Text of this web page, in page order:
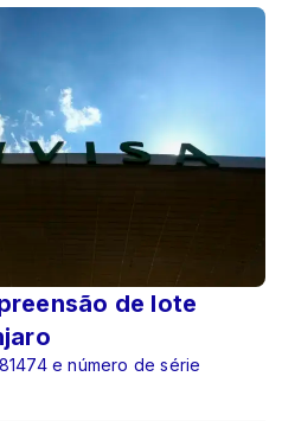
de lote
e número de série